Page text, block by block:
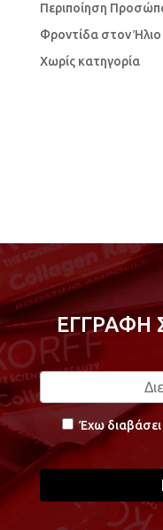
Περιποίηση
Φροντίδα στον Ήλιο
Χωρίς κατηγορία
ΕΓΓΡΑΦΗ
Έχω